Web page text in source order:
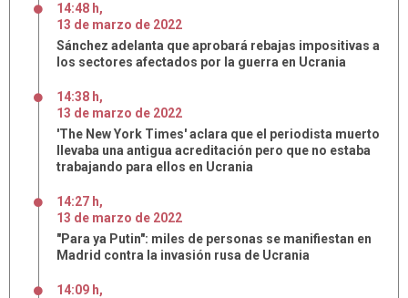
14:48 h,
13 de marzo de 2022
Sánchez adelanta que aprobará rebajas impositivas a
los sectores afectados por la guerra en Ucrania
14:38 h,
13 de marzo de 2022
'The New York Times' aclara que el periodista muerto
llevaba una antigua acreditación pero que no estaba
trabajando para ellos en Ucrania
14:27 h,
13 de marzo de 2022
"Para ya Putin": miles de personas se manifiestan en
Madrid contra la invasión rusa de Ucrania
14:09 h,